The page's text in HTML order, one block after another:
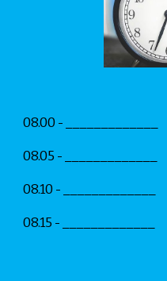
08.00 - _____________
08.05 - _____________
08.10 - _____________
08.15 - _____________